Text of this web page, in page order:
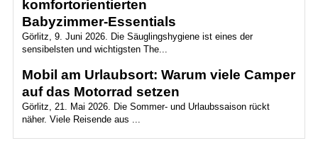
komfortorientierten
Babyzimmer‑Essentials
Görlitz, 9. Juni 2026. Die Säuglingshygiene ist eines der
sensibelsten und wichtigsten The...
Mobil am Urlaubsort: Warum viele Camper
auf das Motorrad setzen
Görlitz, 21. Mai 2026. Die Sommer- und Urlaubssaison rückt
näher. Viele Reisende aus ...